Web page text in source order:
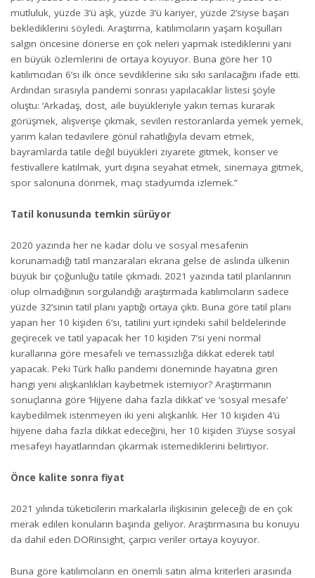
mutluluk, yüzde 3’ü aşk, yüzde 3’ü kariyer, yüzde 2’siyse başarı
beklediklerini söyledi. Araştırma, katılımcıların yaşam koşulları
salgın öncesine dönerse en çok neleri yapmak istediklerini yani
en büyük özlemlerini de ortaya koyuyor. Buna göre her 10
katılımcıdan 6’sı ilk önce sevdiklerine sıkı sıkı sarılacağını ifade etti.
Ardından sırasıyla pandemi sonrası yapılacaklar listesi şöyle
oluştu: ‘Arkadaş, dost, aile büyükleriyle yakın temas kurarak
görüşmek, alışverişe çıkmak, sevilen restoranlarda yemek yemek,
yarım kalan tedavilere gönül rahatlığıyla devam etmek,
bayramlarda tatile değil büyükleri ziyarete gitmek, konser ve
festivallere katılmak, yurt dışına seyahat etmek, sinemaya gitmek,
spor salonuna dönmek, maçı stadyumda izlemek.”
Tatil konusunda temkin sürüyor
2020 yazında her ne kadar dolu ve sosyal mesafenin
korunamadığı tatil manzaraları ekrana gelse de aslında ülkenin
büyük bir çoğunluğu tatile çıkmadı. 2021 yazında tatil planlarının
olup olmadığının sorgulandığı araştırmada katılımcıların sadece
yüzde 32’sinin tatil planı yaptığı ortaya çıktı. Buna göre tatil planı
yapan her 10 kişiden 6’sı, tatilini yurt içindeki sahil beldelerinde
geçirecek ve tatil yapacak her 10 kişiden 7’si yeni normal
kurallarına göre mesafeli ve temassızlığa dikkat ederek tatil
yapacak. Peki Türk halkı pandemi döneminde hayatına giren
hangi yeni alışkanlıkları kaybetmek istemiyor? Araştırmanın
sonuçlarına göre ‘Hijyene daha fazla dikkat’ ve ‘sosyal mesafe’
kaybedilmek istenmeyen iki yeni alışkanlık. Her 10 kişiden 4’ü
hijyene daha fazla dikkat edeceğini, her 10 kişiden 3’üyse sosyal
mesafeyi hayatlarından çıkarmak istemediklerini belirtiyor.
Önce kalite sonra fiyat
2021 yılında tüketicilerin markalarla ilişkisinin geleceği de en çok
merak edilen konuların başında geliyor. Araştırmasına bu konuyu
da dahil eden DORinsight, çarpıcı veriler ortaya koyuyor.
Buna göre katılımcıların en önemli satın alma kriterleri arasında